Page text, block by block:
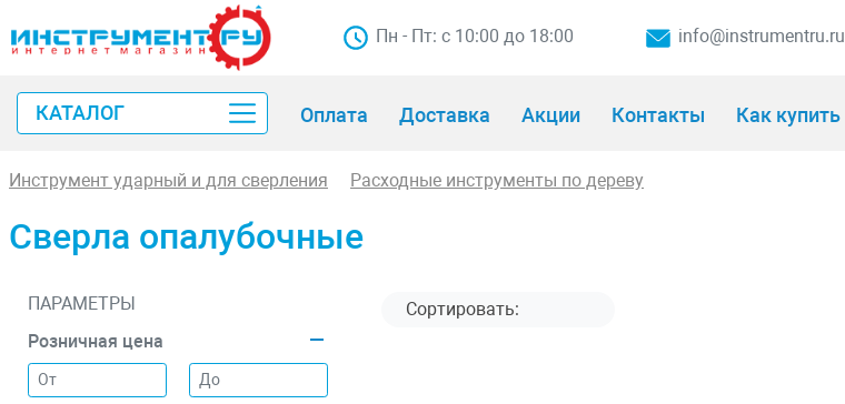
Пн - Пт: с 10:00 до 18:00 info@instrumentru.ru
КАТАЛОГ Оплата Доставка Акции Контакты Как купить
Инструмент ударный и для сверления Расходные инструменты по дереву
Сверла опалубочные
ПАРАМЕТРЫ
Розничная цена